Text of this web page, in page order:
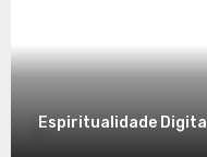
Espiritualidade Digital